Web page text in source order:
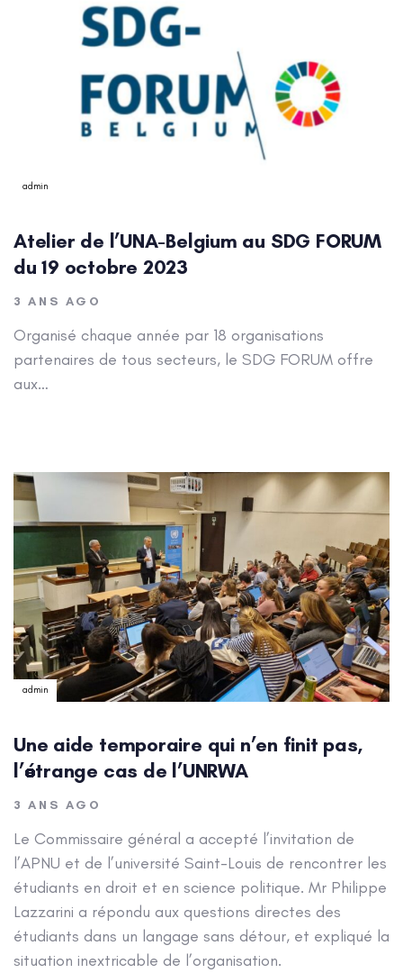
admin
Atelier de l’UNA-Belgium au SDG FORUM
du 19 octobre 2023
3 ANS AGO
Organisé chaque année par 18 organisations
partenaires de tous secteurs, le SDG FORUM offre
aux…
Author:
admin
Une aide temporaire qui n’en finit pas,
l’étrange cas de l’UNRWA
3 ANS AGO
Le Commissaire général a accepté l’invitation de
l’APNU et de l’université Saint-Louis de rencontrer les
étudiants en droit et en science politique. Mr Philippe
Lazzarini a répondu aux questions directes des
étudiants dans un langage sans détour, et expliqué la
situation inextricable de l’organisation.